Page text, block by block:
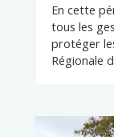
En cette
tous les
protéger
Régionale